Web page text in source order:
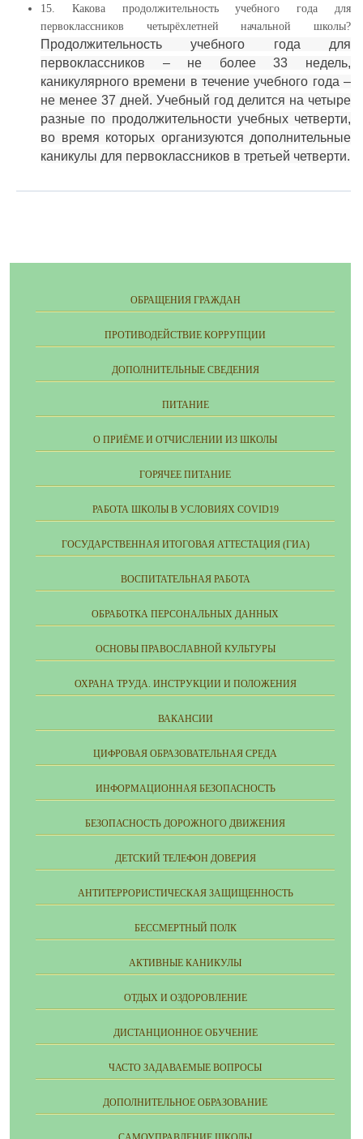
15. Какова продолжительность учебного года для
первоклассников четырёхлетней начальной школы?
Продолжительность учебного года для
первоклассников – не более 33 недель,
каникулярного времени в течение учебного года –
не менее 37 дней. Учебный год делится на четыре
разные по продолжительности учебных четверти,
во время которых организуются дополнительные
каникулы для первоклассников в третьей четверти.
ОБРАЩЕНИЯ ГРАЖДАН
ПРОТИВОДЕЙСТВИЕ КОРРУПЦИИ
ДОПОЛНИТЕЛЬНЫЕ СВЕДЕНИЯ
ПИТАНИЕ
О ПРИЁМЕ И ОТЧИСЛЕНИИ ИЗ ШКОЛЫ
ГОРЯЧЕЕ ПИТАНИЕ
РАБОТА ШКОЛЫ В УСЛОВИЯХ COVID19
ГОСУДАРСТВЕННАЯ ИТОГОВАЯ АТТЕСТАЦИЯ (ГИА)
ВОСПИТАТЕЛЬНАЯ РАБОТА
ОБРАБОТКА ПЕРСОНАЛЬНЫХ ДАННЫХ
ОСНОВЫ ПРАВОСЛАВНОЙ КУЛЬТУРЫ
ОХРАНА ТРУДА. ИНСТРУКЦИИ И ПОЛОЖЕНИЯ
ВАКАНСИИ
ЦИФРОВАЯ ОБРАЗОВАТЕЛЬНАЯ СРЕДА
ИНФОРМАЦИОННАЯ БЕЗОПАСНОСТЬ
БЕЗОПАСНОСТЬ ДОРОЖНОГО ДВИЖЕНИЯ
ДЕТСКИЙ ТЕЛЕФОН ДОВЕРИЯ
АНТИТЕРРОРИСТИЧЕСКАЯ ЗАЩИЩЕННОСТЬ
БЕССМЕРТНЫЙ ПОЛК
АКТИВНЫЕ КАНИКУЛЫ
ОТДЫХ И ОЗДОРОВЛЕНИЕ
ДИСТАНЦИОННОЕ ОБУЧЕНИЕ
ЧАСТО ЗАДАВАЕМЫЕ ВОПРОСЫ
ДОПОЛНИТЕЛЬНОЕ ОБРАЗОВАНИЕ